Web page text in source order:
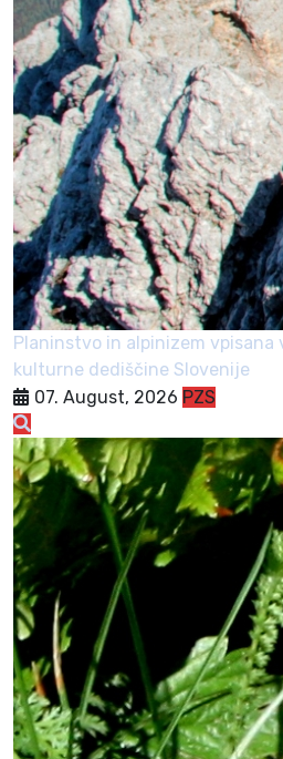
Planinstvo in alpinizem
kulturne dediščine Slovenije
07. August, 2026 PZS